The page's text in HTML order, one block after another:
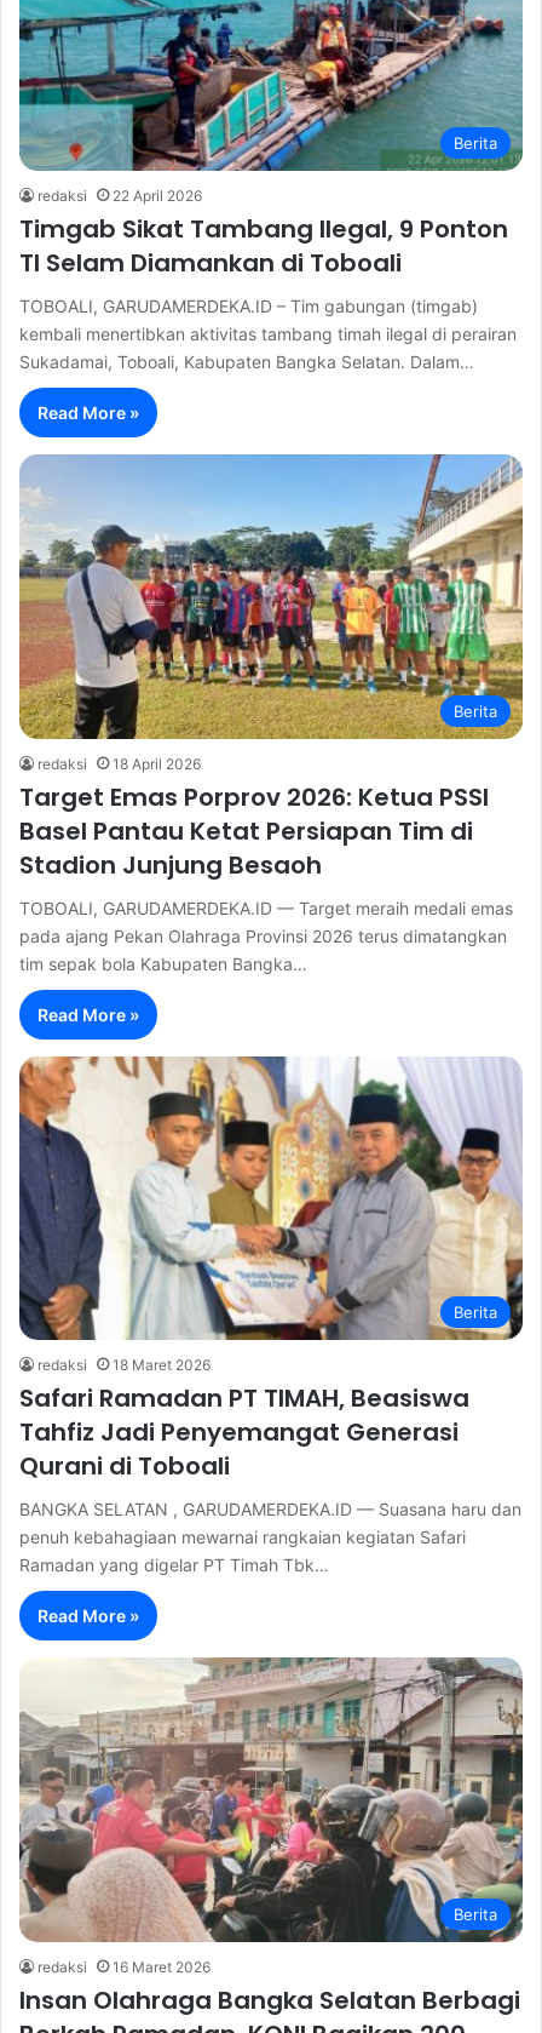
Berita
redaksi 22 April 2026
Timgab Sikat Tambang Ilegal, 9 Ponton
TI Selam Diamankan di Toboali
TOBOALI, GARUDAMERDEKA.ID – Tim gabungan (timgab)
kembali menertibkan aktivitas tambang timah ilegal di perairan
Sukadamai, Toboali, Kabupaten Bangka Selatan. Dalam…
Read More »
Berita
redaksi 18 April 2026
Target Emas Porprov 2026: Ketua PSSI
Basel Pantau Ketat Persiapan Tim di
Stadion Junjung Besaoh
TOBOALI, GARUDAMERDEKA.ID — Target meraih medali emas
pada ajang Pekan Olahraga Provinsi 2026 terus dimatangkan
tim sepak bola Kabupaten Bangka…
Read More »
Berita
redaksi 18 Maret 2026
Safari Ramadan PT TIMAH, Beasiswa
Tahfiz Jadi Penyemangat Generasi
Qurani di Toboali
BANGKA SELATAN , GARUDAMERDEKA.ID — Suasana haru dan
penuh kebahagiaan mewarnai rangkaian kegiatan Safari
Ramadan yang digelar PT Timah Tbk…
Read More »
Berita
redaksi 16 Maret 2026
Insan Olahraga Bangka Selatan Berbagi